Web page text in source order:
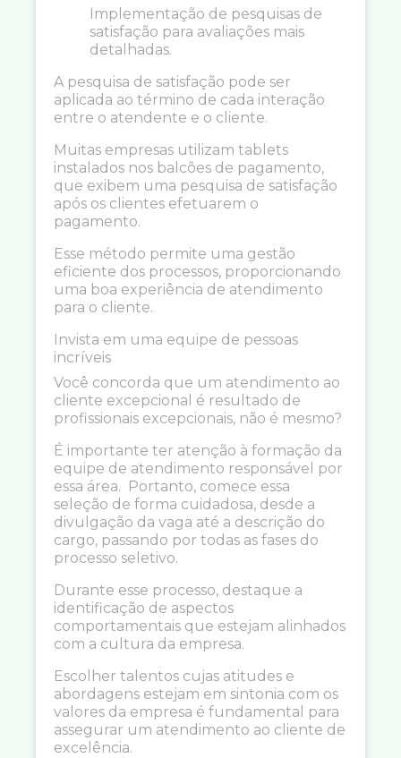
Implementação de pesquisas de
satisfação para avaliações mais
detalhadas.
A pesquisa de satisfação pode ser
aplicada ao término de cada interação
entre o atendente e o cliente.
Muitas empresas utilizam tablets
instalados nos balcões de pagamento,
que exibem uma pesquisa de satisfação
após os clientes efetuarem o
pagamento.
Esse método permite uma gestão
eficiente dos processos, proporcionando
uma boa experiência de atendimento
para o cliente.
Invista em uma equipe de pessoas
incríveis
Você concorda que um atendimento ao
cliente excepcional é resultado de
profissionais excepcionais, não é mesmo?
É importante ter atenção à formação da
equipe de atendimento responsável por
essa área. Portanto, comece essa
seleção de forma cuidadosa, desde a
divulgação da vaga até a descrição do
cargo, passando por todas as fases do
processo seletivo.
Durante esse processo, destaque a
identificação de aspectos
comportamentais que estejam alinhados
com a cultura da empresa.
Escolher talentos cujas atitudes e
abordagens estejam em sintonia com os
valores da empresa é fundamental para
assegurar um atendimento ao cliente de
excelência.